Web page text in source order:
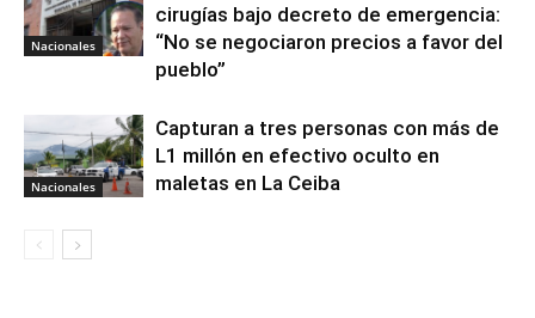
Nacionales
cirugías bajo decreto de emergencia:
“No se negociaron precios a favor del
pueblo”
Nacionales
Capturan a tres personas con más de
L1 millón en efectivo oculto en
maletas en La Ceiba